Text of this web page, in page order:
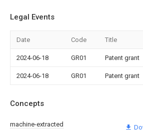
Legal Events
Date Code Title
2024-06-18 GR01 Patent grant
2024-06-18 GR01 Patent grant
Concepts
machine-extracted